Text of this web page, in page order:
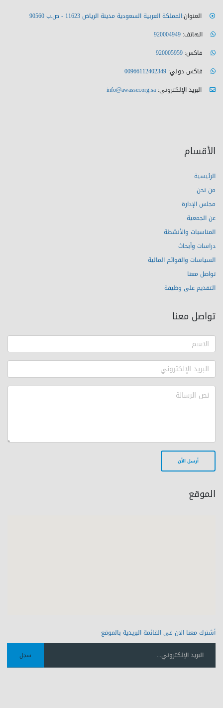
العنوان:المملكة العربية السعودية مدينة الرياض 11623 - ص.ب 90560
الهاتف:
فاكس:
فاكس دولي:
البريد الإلكتروني: info@awasser.org.sa
الأقسام
الرئيسية
من نحن
مجلس الإدارة
عن الجمعية
المناسبات والأنشطة
دراسات وأبحاث
السياسات والقوائم المالية
تواصل معنا
التقديم على وظيفة
تواصل معنا
الموقع
أشترك معنا الان فى القائمة البريدية بالموقع